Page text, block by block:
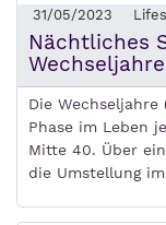
31/05/2023
Nächtliches
Die
Phase im Leben
Mitte 40. Über
die Umstellung